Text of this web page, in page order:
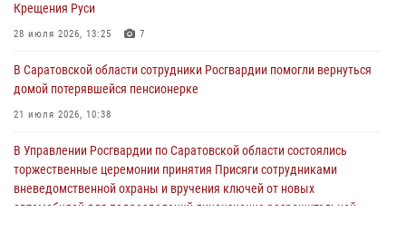
Крещения Руси
28 июля 2026, 13:25 7
В Саратовской области сотрудники Росгвардии помогли вернуться
домой потерявшейся пенсионерке
21 июля 2026, 10:38
В Управлении Росгвардии по Саратовской области состоялись
торжественные церемонии принятия Присяги сотрудниками
вневедомственной охраны и вручения ключей от новых
автомобилей для подразделений лицензионно-разрешительной